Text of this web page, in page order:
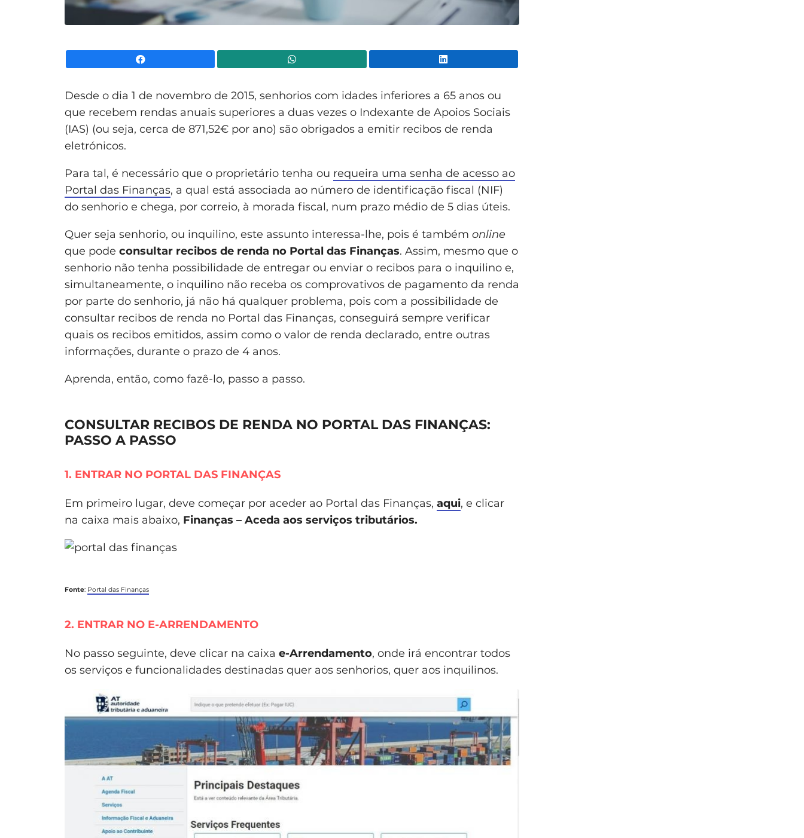
Desde o dia 1 de novembro de 2015, senhorios com idades inferiores a 65 anos ou
que recebem rendas anuais superiores a duas vezes o Indexante de Apoios Sociais
(IAS) (ou seja, cerca de 871,52€ por ano) são obrigados a emitir recibos de renda
eletrónicos.
Para tal, é necessário que o proprietário tenha ou requeira uma senha de acesso ao
Portal das Finanças, a qual está associada ao número de identificação fiscal (NIF)
do senhorio e chega, por correio, à morada fiscal, num prazo médio de 5 dias úteis.
Quer seja senhorio, ou inquilino, este assunto interessa-lhe, pois é também online
que pode consultar recibos de renda no Portal das Finanças. Assim, mesmo que o
senhorio não tenha possibilidade de entregar ou enviar o recibos para o inquilino e,
simultaneamente, o inquilino não receba os comprovativos de pagamento da renda
por parte do senhorio, já não há qualquer problema, pois com a possibilidade de
consultar recibos de renda no Portal das Finanças, conseguirá sempre verificar
quais os recibos emitidos, assim como o valor de renda declarado, entre outras
informações, durante o prazo de 4 anos.
Aprenda, então, como fazê-lo, passo a passo.
CONSULTAR RECIBOS DE RENDA NO PORTAL DAS FINANÇAS:
PASSO A PASSO
1. ENTRAR NO PORTAL DAS FINANÇAS
Em primeiro lugar, deve começar por aceder ao Portal das Finanças, aqui, e clicar
na caixa mais abaixo, Finanças – Aceda aos serviços tributários.
Fonte: Portal das Finanças
2. ENTRAR NO E-ARRENDAMENTO
No passo seguinte, deve clicar na caixa e-Arrendamento, onde irá encontrar todos
os serviços e funcionalidades destinadas quer aos senhorios, quer aos inquilinos.